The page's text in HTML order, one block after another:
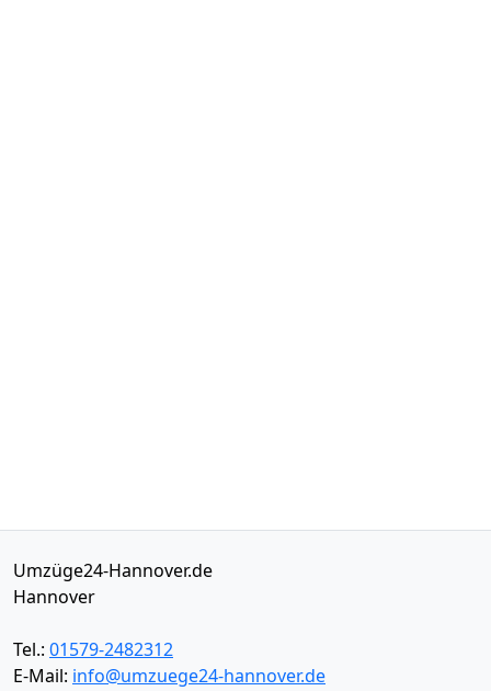
Umzüge24-Hannover.de
Hannover
Tel.: 01579-2482312
E-Mail: info@umzuege24-hannover.de